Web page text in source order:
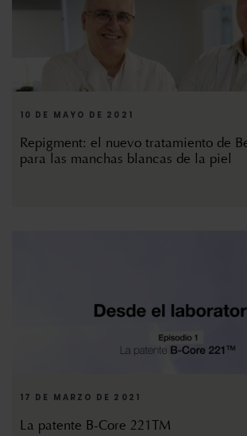
10 DE MAYO DE 2021
Repigment: el nuevo tratamiento de
para las manchas blancas de la piel
17 DE MARZO DE 2021
La patente B-Core 221TM